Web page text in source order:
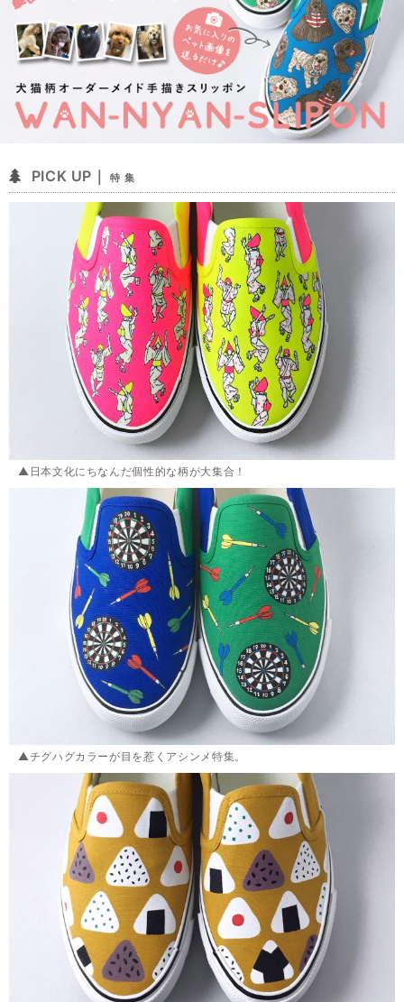
PICK UP｜ 特 集
▲日本文化にちなんだ個性的な柄が大集合！
▲チグハグカラーが目を惹くアシンメ特集。